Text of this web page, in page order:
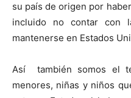
su país de origen por
incluido no contar con
mantenerse en Estados
Así también somos el
menores, niñas y niños